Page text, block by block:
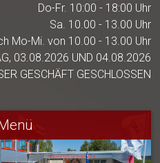
Do-Fr. 10:00 - 18:00 Uhr
Sa. 10.00 - 13.00 Uhr
Mo-Mi. von 10.00 - 13.00 Uhr
03.08.2026 UND 04.08.2026
GESCHÄFT GESCHLOSSEN